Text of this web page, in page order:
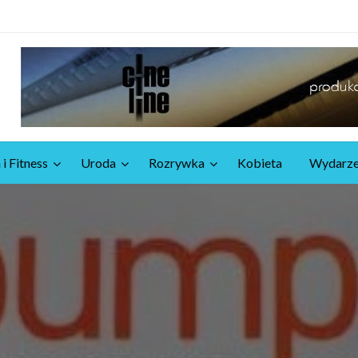
Fitness Uroda Rozrywka Kobieta